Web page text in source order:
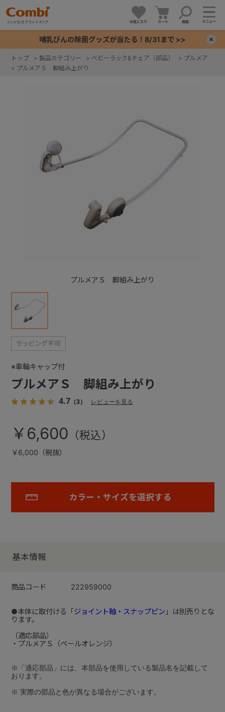
お気に入り カート 検索 メニュー
哺乳びんの除菌グッズが当たる！8/31まで >>
トップ > 製品カテゴリー > ベビーラック&チェア（部品） > プルメア
> プルメアＳ 脚組み上がり
プルメアＳ 脚組み上がり
プルメアＳ 脚組み上がり
4.7（3） レビューを見る
※車輪キャップ付
￥6,600
￥6,000（税抜）
カラー・サイズを選択する
基本情報
商品コード 222959000
●本体に取付ける「ジョイント軸・スナップピン 」は別売りとな
ります。
（適応部品）
・プルメアＳ（ペールオレンジ）
※「適応部品」には、本部品を使用している製品名を記載して
おります。
※ 実際の部品と色が異なる場合がございます。